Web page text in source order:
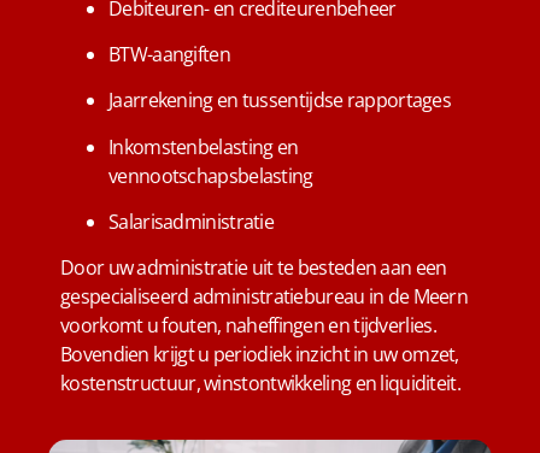
Debiteuren- en crediteurenbeheer
BTW-aangiften
Jaarrekening en tussentijdse rapportages
Inkomstenbelasting en
vennootschapsbelasting
Salarisadministratie
Door uw administratie uit te besteden aan een
gespecialiseerd administratiebureau in de Meern
voorkomt u fouten, naheffingen en tijdverlies.
Bovendien krijgt u periodiek inzicht in uw omzet,
kostenstructuur, winstontwikkeling en liquiditeit.